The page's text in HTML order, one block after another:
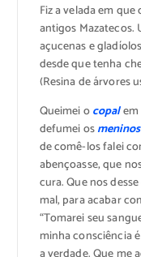
Fiz a velada em
antigos Mazatecos.
açucenas e
desde que tenha
(Resina de árvores
Queimei ocopal
defumei os
de comê-los falei
abençoasse, que
cura. Que nos
mal, para acabar
“Tomarei seu
minha consciência